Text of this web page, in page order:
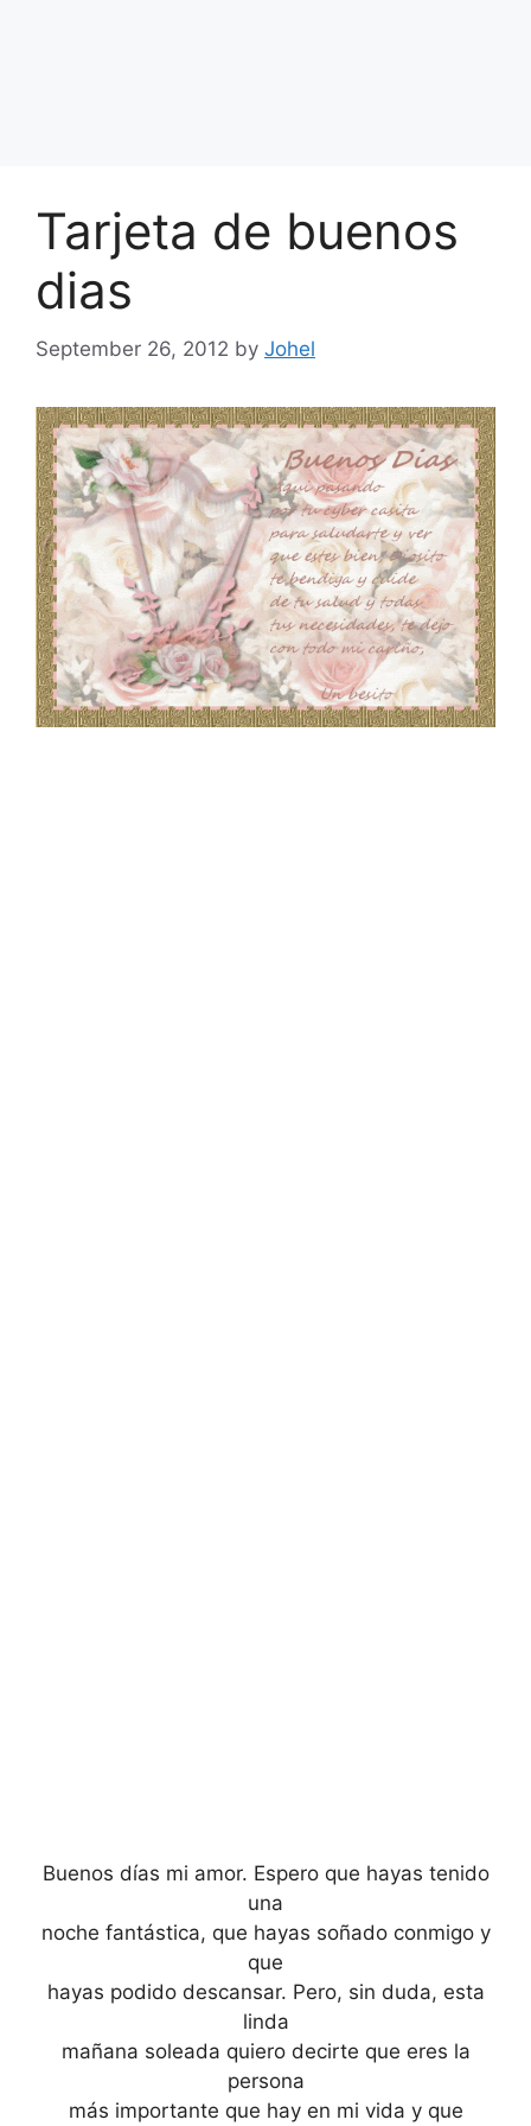
Tarjeta de buenos
dias
September 26, 2012 by Johel
Buenos días mi amor. Espero que hayas tenido
una
noche fantástica, que hayas soñado conmigo y
que
hayas podido descansar. Pero, sin duda, esta
linda
mañana soleada quiero decirte que eres la
persona
más importante que hay en mi vida y que